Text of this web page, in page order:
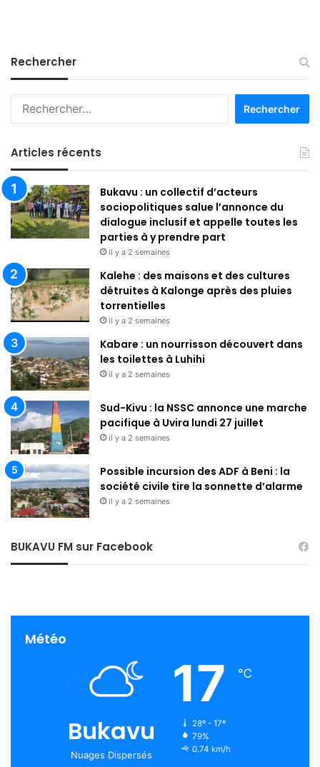
Rechercher
c
h
e
Articles récents
Bukavu : un collectif d’acteurs
sociopolitiques salue l’annonce du
dialogue inclusif et appelle toutes les
parties à y prendre part
il y a 2 semaines
Kalehe : des maisons et des cultures
détruites à Kalonge après des pluies
torrentielles
il y a 2 semaines
Kabare : un nourrisson découvert dans
les toilettes à Luhihi
il y a 2 semaines
Sud-Kivu : la NSSC annonce une marche
pacifique à Uvira lundi 27 juillet
il y a 2 semaines
Possible incursion des ADF à Beni : la
société civile tire la sonnette d’alarme
il y a 2 semaines
BUKAVU FM sur Facebook
Météo
Bukavu
Nuages Dispersés
17 ℃
28º - 17º
79%
0.74 km/h